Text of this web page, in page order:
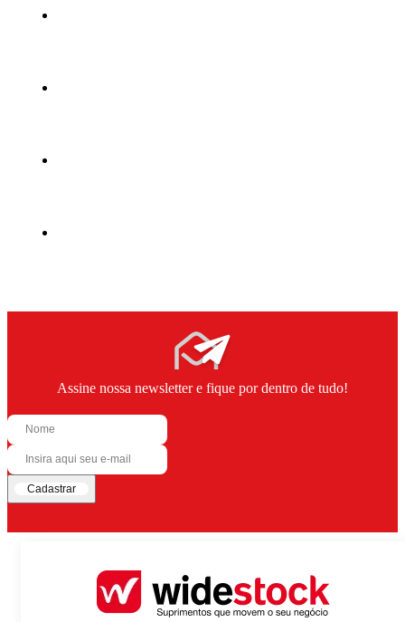
Assine nossa newsletter e fique por dentro de tudo!
Cadastrar